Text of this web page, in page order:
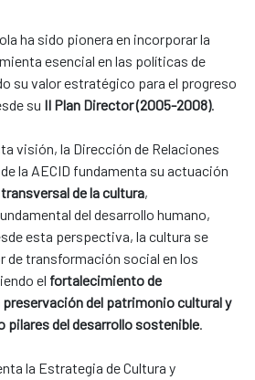
ha sido pionera en incorporar la
esencial en las políticas de
su valor estratégico para el progreso
su II Plan Director (2005-2008).
visión, la Dirección de Relaciones
la AECID fundamenta su actuación
de la cultura,
del desarrollo humano,
esta perspectiva, la cultura se
de transformación social en los
el fortalecimiento de
del patrimonio cultural y
pilares del desarrollo sostenible.
la Estrategia de Cultura y